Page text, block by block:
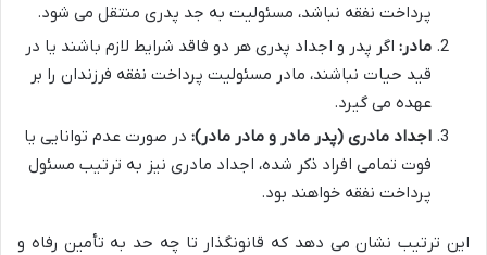
پرداخت نفقه نباشد، مسئولیت به جد پدری منتقل می شود.
مادر: اگر پدر و اجداد پدری هر دو فاقد شرایط لازم باشند یا در
قید حیات نباشند، مادر مسئولیت پرداخت نفقه فرزندان را بر
عهده می گیرد.
اجداد مادری (پدر مادر و مادر مادر): در صورت عدم توانایی یا
فوت تمامی افراد ذکر شده، اجداد مادری نیز به ترتیب مسئول
پرداخت نفقه خواهند بود.
این ترتیب نشان می دهد که قانونگذار تا چه حد به تأمین رفاه و